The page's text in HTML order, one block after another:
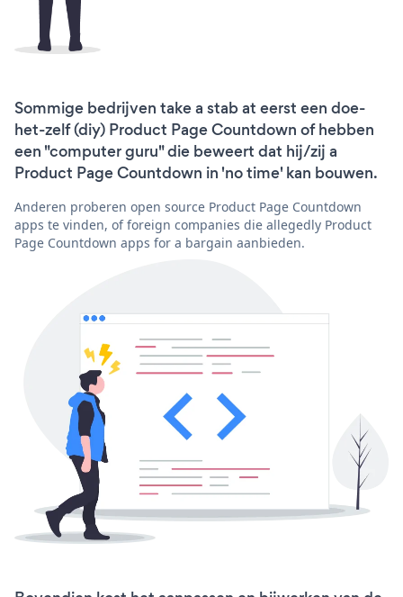
Sommige bedrijven take a stab at eerst een doe-
het-zelf (diy) Product Page Countdown of hebben
een "computer guru" die beweert dat hij/zij a
Product Page Countdown in 'no time' kan bouwen.
Anderen proberen open source Product Page Countdown
apps te vinden, of foreign companies die allegedly Product
Page Countdown apps for a bargain aanbieden.